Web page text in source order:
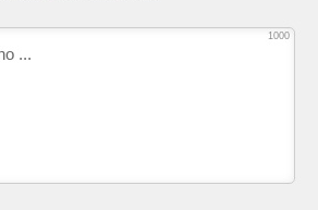
1000